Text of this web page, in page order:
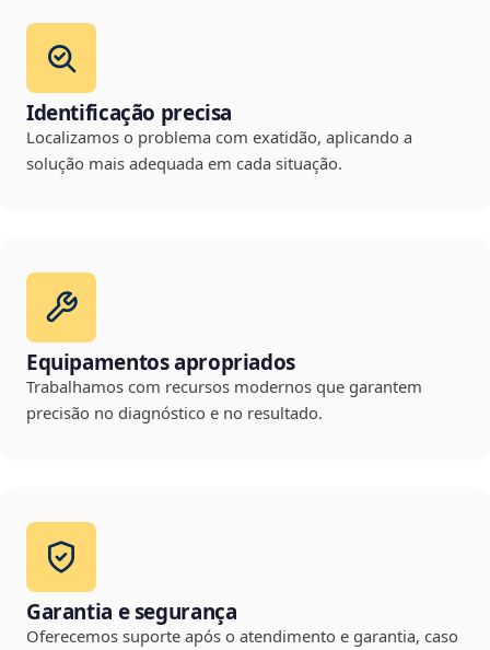
Identificação precisa
Localizamos o problema com exatidão, aplicando a
solução mais adequada em cada situação.
Equipamentos apropriados
Trabalhamos com recursos modernos que garantem
precisão no diagnóstico e no resultado.
Garantia e segurança
Oferecemos suporte após o atendimento e garantia, caso